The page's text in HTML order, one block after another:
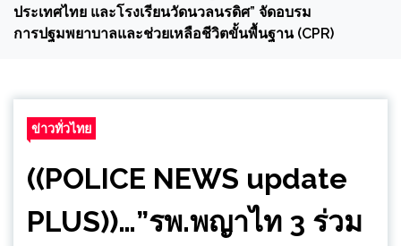
ประเทศไทย​ และโรงเรียนวัดนวลนรดิศ” จัดอบรม
การปฐมพยาบาลและช่วยเหลือชีวิตขั้นพื้นฐาน (CPR)​
ข่าวทั่วไทย
((POLICE NEWS update
PLUS))…”รพ.พญาไท 3 ร่วม